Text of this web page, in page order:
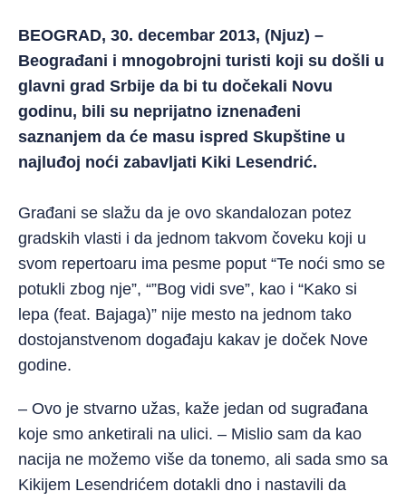
BEOGRAD, 30. decembar 2013, (Njuz) –
Beograđani i mnogobrojni turisti koji su došli u
glavni grad Srbije da bi tu dočekali Novu
godinu, bili su neprijatno iznenađeni
saznanjem da će masu ispred Skupštine u
najluđoj noći zabavljati Kiki Lesendrić.
Građani se slažu da je ovo skandalozan potez
gradskih vlasti i da jednom takvom čoveku koji u
svom repertoaru ima pesme poput “Te noći smo se
potukli zbog nje”, “”Bog vidi sve”, kao i “Kako si
lepa (feat. Bajaga)” nije mesto na jednom tako
dostojanstvenom događaju kakav je doček Nove
godine.
– Ovo je stvarno užas, kaže jedan od sugrađana
koje smo anketirali na ulici. – Mislio sam da kao
nacija ne možemo više da tonemo, ali sada smo sa
Kikijem Lesendrićem dotakli dno i nastavili da